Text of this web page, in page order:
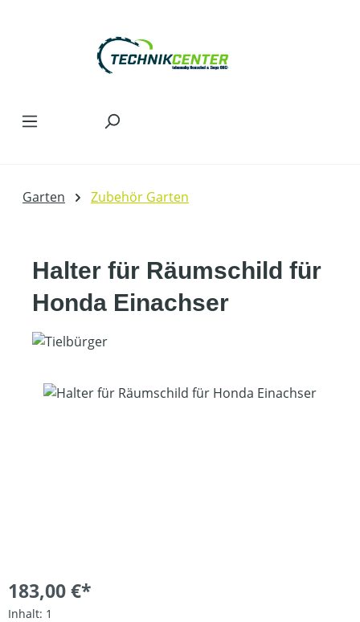
Garten Zubehör Garten
Halter für Räumschild für
Honda Einachser
Bildergalerie überspringen
183,00 €*
Inhalt: 1